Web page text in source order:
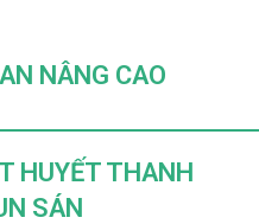
NÂNG CAO
HUYẾT THANH
SÁN